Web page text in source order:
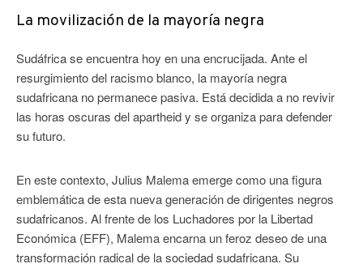
La movilización de la mayoría negra
Sudáfrica se encuentra hoy en una encrucijada. Ante el
resurgimiento del racismo blanco, la mayoría negra
sudafricana no permanece pasiva. Está decidida a no revivir
las horas oscuras del apartheid y se organiza para defender
su futuro.
En este contexto, Julius Malema emerge como una figura
emblemática de esta nueva generación de dirigentes negros
sudafricanos. Al frente de los Luchadores por la Libertad
Económica (EFF), Malema encarna un feroz deseo de una
transformación radical de la sociedad sudafricana. Su